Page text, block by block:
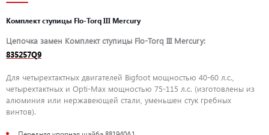
Комплект ступицы Flo-Torq III Mercury
Цепочка замен Комплект ступицы Flo-Torq III Mercury:
835257Q9
Для четырехтактных двигателей Bigfoot мощностью 40-60 л.с.,
четырехтактных и Opti-Max мощностью 75-115 л.с. (изготовлены из
алюминия или нержавеющей стали, уменьшен стук гребных
винтов).